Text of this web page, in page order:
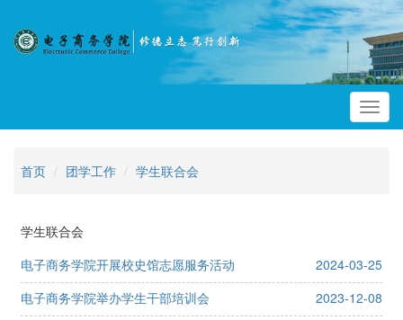
首页 团学工作 学生联合会
学生联合会
电子商务学院开展校史馆志愿服务活动
2024-03-25
电子商务学院举办学生干部培训会
2023-12-08